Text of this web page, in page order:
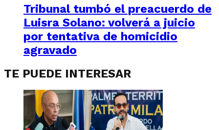
Tribunal tumbó el preacuerdo de
Luisra Solano: volverá a juicio
por tentativa de homicidio
agravado
TE PUEDE INTERESAR